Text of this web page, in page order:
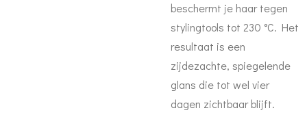
beschermt je haar tegen
stylingtools tot 230 °C. Het
resultaat is een
zijdezachte, spiegelende
glans die tot wel vier
dagen zichtbaar blijft.